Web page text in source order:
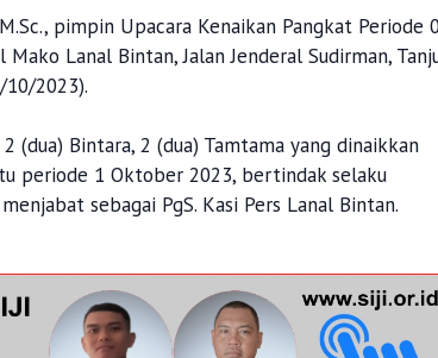
pimpin Upacara Kenaikan Pangkat Periode
Lanal Bintan, Jalan Jenderal Sudirman,
2023).
(dua) Bintara, 2 (dua) Tamtama yang dinaikkan
periode 1 Oktober 2023, bertindak selaku
sebagai PgS. Kasi Pers Lanal Bintan.